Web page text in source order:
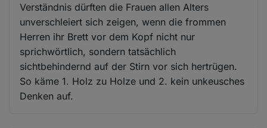
Verständnis dürften die Frauen allen Alters
unverschleiert sich zeigen, wenn die frommen
Herren ihr Brett vor dem Kopf nicht nur
sprichwörtlich, sondern tatsächlich
sichtbehindernd auf der Stirn vor sich hertrügen.
So käme 1. Holz zu Holze und 2. kein unkeusches
Denken auf.